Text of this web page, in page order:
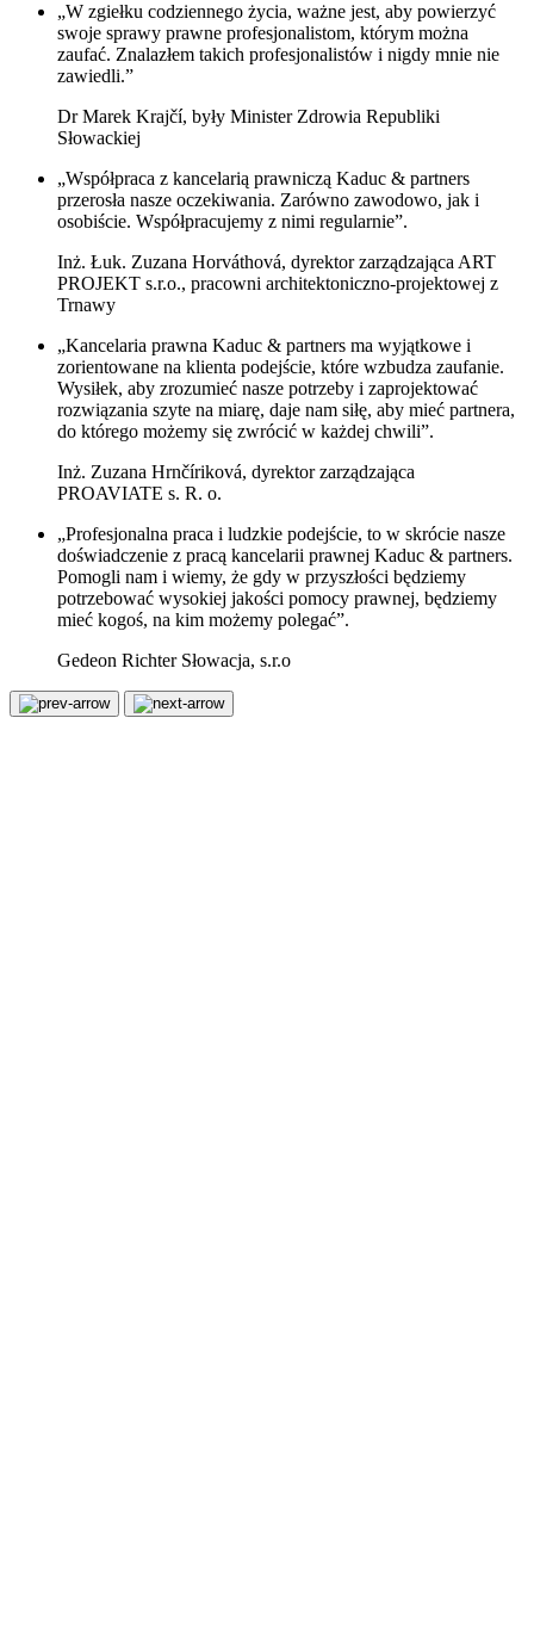
„W zgiełku codziennego życia, ważne jest, aby powierzyć
swoje sprawy prawne profesjonalistom, którym można
zaufać. Znalazłem takich profesjonalistów i nigdy mnie nie
zawiedli.”
Dr Marek Krajčí, były Minister Zdrowia Republiki
Słowackiej
„Współpraca z kancelarią prawniczą Kaduc & partners
przerosła nasze oczekiwania. Zarówno zawodowo, jak i
osobiście. Współpracujemy z nimi regularnie”.
Inż. Łuk. Zuzana Horváthová, dyrektor zarządzająca ART
PROJEKT s.r.o., pracowni architektoniczno-projektowej z
Trnawy
„Kancelaria prawna Kaduc & partners ma wyjątkowe i
zorientowane na klienta podejście, które wzbudza zaufanie.
Wysiłek, aby zrozumieć nasze potrzeby i zaprojektować
rozwiązania szyte na miarę, daje nam siłę, aby mieć partnera,
do którego możemy się zwrócić w każdej chwili”.
Inż. Zuzana Hrnčíriková, dyrektor zarządzająca
PROAVIATE s. R. o.
„Profesjonalna praca i ludzkie podejście, to w skrócie nasze
doświadczenie z pracą kancelarii prawnej Kaduc & partners.
Pomogli nam i wiemy, że gdy w przyszłości będziemy
potrzebować wysokiej jakości pomocy prawnej, będziemy
mieć kogoś, na kim możemy polegać”.
Gedeon Richter Słowacja, s.r.o